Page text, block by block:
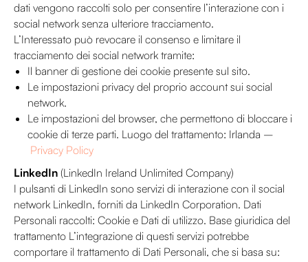
dati vengono raccolti solo per consentire l’interazione con i
social network senza ulteriore tracciamento.
L’Interessato può revocare il consenso e limitare il
tracciamento dei social network tramite:
Il banner di gestione dei cookie presente sul sito.
Le impostazioni privacy del proprio account sui social
network.
Le impostazioni del browser, che permettono di bloccare i
cookie di terze parti. Luogo del trattamento: Irlanda –
Privacy Policy
LinkedIn (LinkedIn Ireland Unlimited Company)
I pulsanti di LinkedIn sono servizi di interazione con il social
network LinkedIn, forniti da LinkedIn Corporation. Dati
Personali raccolti: Cookie e Dati di utilizzo. Base giuridica del
trattamento L’integrazione di questi servizi potrebbe
comportare il trattamento di Dati Personali, che si basa su: